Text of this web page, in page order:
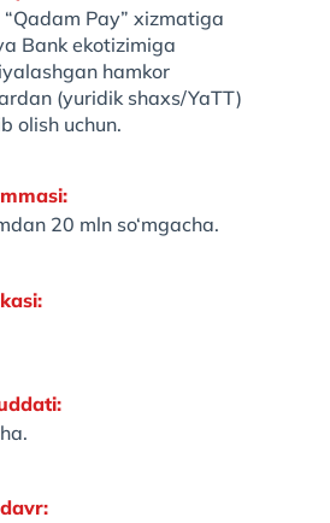
Pay” xizmatiga
Bank ekotizimiga
hamkor
(yuridik shaxs/YaTT)
olish uchun.
20 mln so‘mgacha.